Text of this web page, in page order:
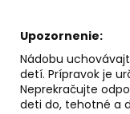
Upozornenie:
Nádobu
detí. Prípravok je
Neprekračujte
deti do, tehotné a